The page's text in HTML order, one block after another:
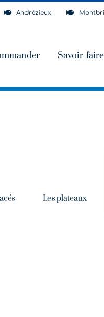
Andrézieux
Savoir-faire
Les plateaux